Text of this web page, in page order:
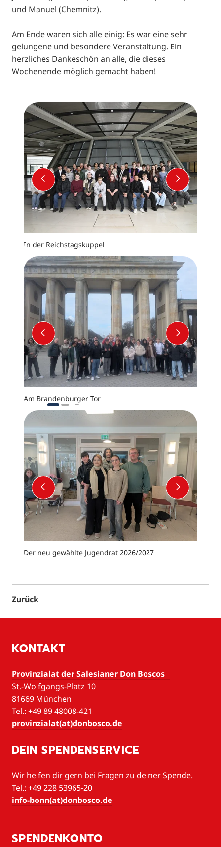
und Manuel (Chemnitz).
Am Ende waren sich alle einig: Es war eine sehr
gelungene und besondere Veranstaltung. Ein
herzliches Dankeschön an alle, die dieses
Wochenende möglich gemacht haben!
VORHERIGER SLIDE
In der Reichstagskuppel
VORHERIGER SLIDE
Am Brandenburger Tor
VORHERIGER SLIDE
Der neu gewählte Jugendrat 2026/2027
Zurück
KONTAKT
Provinzialat der Salesianer Don Boscos
St.-Wolfgangs-Platz 10
81669 München
Tel.: +49 89 48008-421
provinzialat(at)donbosco.de
DEIN SPENDENSERVICE
Wir helfen dir gern bei Fragen zu deiner Spende.
Tel.: +49 228 53965-20
info-bonn(at)donbosco.de
SPENDENKONTO